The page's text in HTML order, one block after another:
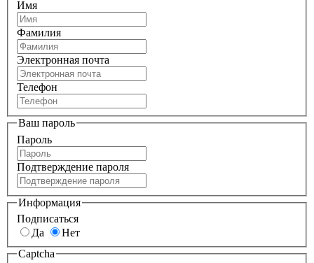
Имя
Фамилия
Электронная почта
Телефон
Ваш пароль
Пароль
Подтверждение пароля
Информация
Подписаться
Да
Нет
Captcha